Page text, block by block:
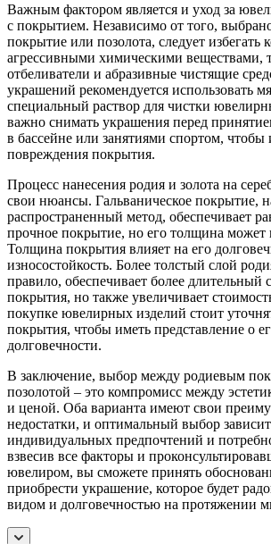
Важным фактором является и уход за
с покрытием. Независимо от того,
покрытие или позолота, следует избегать
агрессивными химическими веществами,
отбеливатели и абразивные чистящие
украшений рекомендуется использовать
специальный раствор для чистки
важно снимать украшения перед
в бассейне или занятиями спортом, чтобы
повреждения покрытия.
Процесс нанесения родия и золота на
свои нюансы. Гальваническое покрытие,
распространенный метод, обеспечивает
прочное покрытие, но его толщина может
Толщина покрытия влияет на его
износостойкость. Более толстый слой
правило, обеспечивает более длительный
покрытия, но также увеличивает
покупке ювелирных изделий стоит
покрытия, чтобы иметь представление о
долговечности.
В заключение, выбор между родиевым
позолотой – это компромисс между
и ценой. Оба варианта имеют свои
недостатки, и оптимальный выбор
индивидуальных предпочтений и
взвесив все факторы и
ювелиром, вы сможете принять
приобрести украшение, которое будет
видом и долговечностью на протяжении